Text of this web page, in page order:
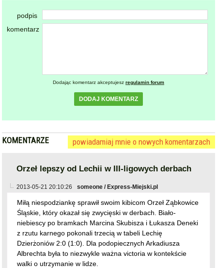
podpis
komentarz
Dodając komentarz akceptujesz regulamin forum
DODAJ KOMENTARZ
KOMENTARZE powiadamiaj mnie o nowych komentarzach
Orzeł lepszy od Lechii w III-ligowych derbach
2013-05-21 20:10:26 someone / Express-Miejski.pl
Miłą niespodziankę sprawił swoim kibicom Orzeł Ząbkowice
Śląskie, który okazał się zwycięski w derbach. Biało-
niebiescy po bramkach Marcina Skubisza i Łukasza Deneki
z rzutu karnego pokonali trzecią w tabeli Lechię
Dzierżoniów 2:0 (1:0). Dla podopiecznych Arkadiusza
Albrechta była to niezwykle ważna victoria w kontekście
walki o utrzymanie w lidze.